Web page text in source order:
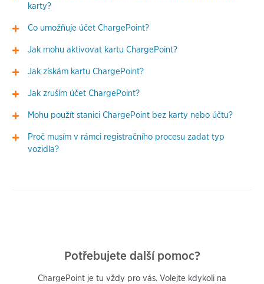
karty?
Co umožňuje účet ChargePoint?
Jak mohu aktivovat kartu ChargePoint?
Jak získám kartu ChargePoint?
Jak zruším účet ChargePoint?
Mohu použít stanici ChargePoint bez karty nebo účtu?
Proč musím v rámci registračního procesu zadat typ
vozidla?
Potřebujete další pomoc?
ChargePoint je tu vždy pro vás. Volejte kdykoli na